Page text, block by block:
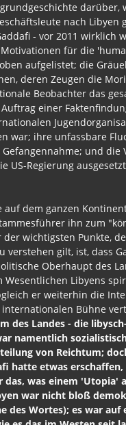
darüber,
nach Libyen
- vor 2011 wirklich
für die
aufgelistet; die
deren Zeugen die
Beobachter das
einer
war; ihre unfassbare
und die
US-Regierung
auf dem ganzen
ihn zum
der wichtigsten Punkte,
verstehen gilt, ist, dass
Oberhaupt des
Wesentlichen Libyens
er weiterhin die
internationalen Bühne
des Landes - die
namentlich
von Reichtum;
hatte etwas
was einem 'Utopia'
war nicht bloß
des Wortes); es war auf